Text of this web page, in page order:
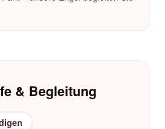
& Begleitung